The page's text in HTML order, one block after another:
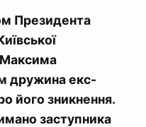
Президента
Максима
дружина екс-
його зникнення.
заступника